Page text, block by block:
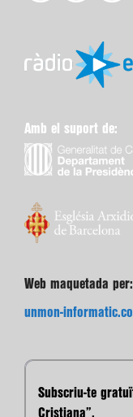
Amb el suport de:
Web maquetada per:
unmon-
Subscriu-te
Cristiana”.